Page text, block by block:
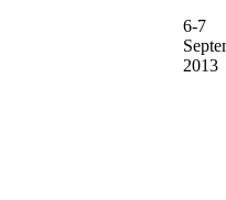
6-7
2013